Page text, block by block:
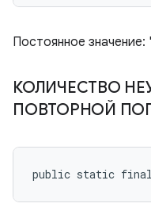
Постоянное значение:
КОЛИЧЕСТВО
ПОВТОРНОЙ
public static final